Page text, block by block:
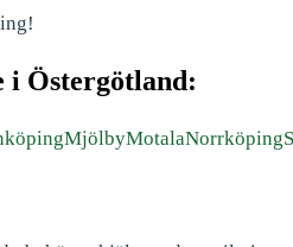
i Östergötland:
MjölbyMotalaNorrköping